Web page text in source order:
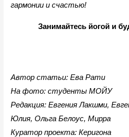
гармонии и счастью!
Занимайтесь йогой и
Автор статьи: Ева Рати
На фото: студенты МОЙУ
Редакция: Евгения Лакшми,
Юлия, Ольга Белоус, Мирра
Куратор проекта: Керигона